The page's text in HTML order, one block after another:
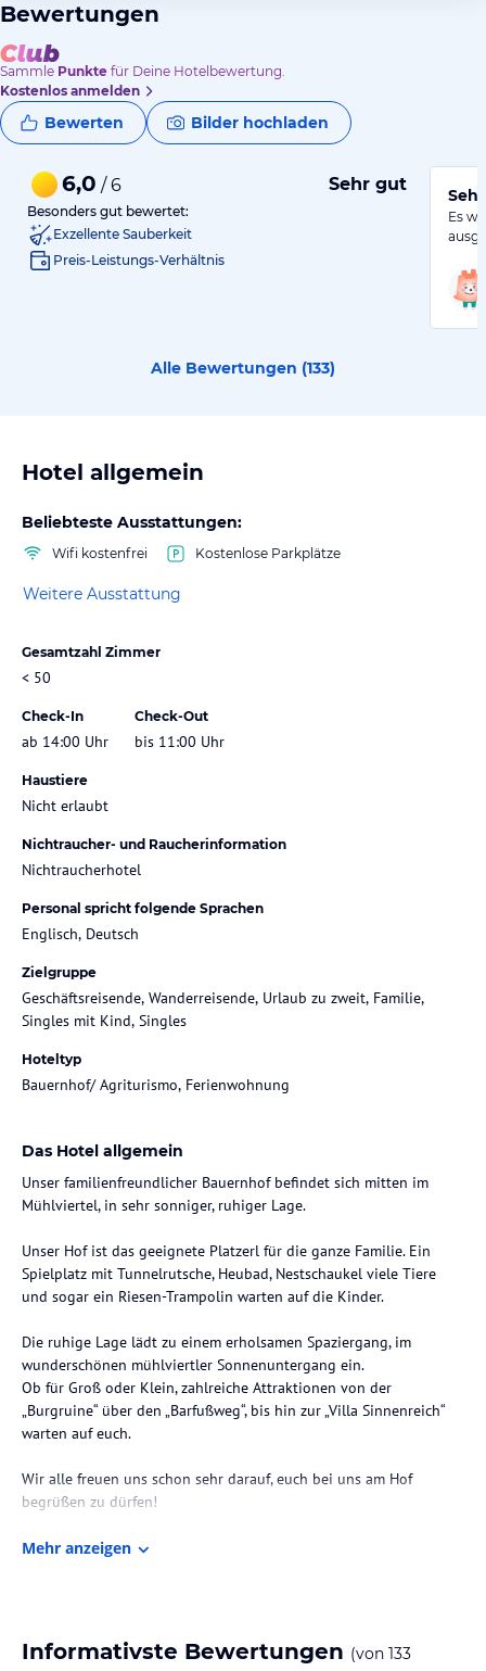
Bewertungen
Sammle Punkte für Deine Hotelbewertung.
Kostenlos anmelden
Bewerten Bilder hochladen
6,0 / 6 Sehr gut
Besonders gut bewertet:
Exzellente Sauberkeit
Preis-Leistungs-Verhältnis
Es
Alle Bewertungen (133)
Hotel allgemein
Beliebteste Ausstattungen:
Wifi kostenfrei Kostenlose Parkplätze
Weitere Ausstattung
Gesamtzahl Zimmer
< 50
Check-In
ab 14:00 Uhr
Check-Out
bis 11:00 Uhr
Haustiere
Nicht erlaubt
Nichtraucher- und Raucherinformation
Nichtraucherhotel
Personal spricht folgende Sprachen
Englisch, Deutsch
Zielgruppe
Geschäftsreisende, Wanderreisende, Urlaub zu zweit, Familie,
Singles mit Kind, Singles
Hoteltyp
Bauernhof/ Agriturismo, Ferienwohnung
Das Hotel allgemein
Unser familienfreundlicher Bauernhof befindet sich mitten im
Mühlviertel, in sehr sonniger, ruhiger Lage.
Unser Hof ist das geeignete Platzerl für die ganze Familie. Ein
Spielplatz mit Tunnelrutsche, Heubad, Nestschaukel viele Tiere
und sogar ein Riesen-Trampolin warten auf die Kinder.
Die ruhige Lage lädt zu einem erholsamen Spaziergang, im
wunderschönen mühlviertler Sonnenuntergang ein.
Ob für Groß oder Klein, zahlreiche Attraktionen von der
„Burgruine“ über den „Barfußweg“, bis hin zur „Villa Sinnenreich“
warten auf euch.
Wir alle freuen uns schon sehr darauf, euch bei uns am Hof
begrüßen zu dürfen!
Hinweis: Allgemeine und unverbindliche
Mehr anzeigen
Informativste Bewertungen (von 133